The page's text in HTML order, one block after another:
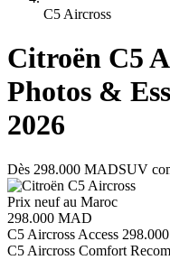
C5 Aircross
Citroën C5
Photos &
2026
Dès 298.000 MADSUV
Prix neuf au Maroc
298.000 MAD
C5 Aircross Access
C5 Aircross Comfort